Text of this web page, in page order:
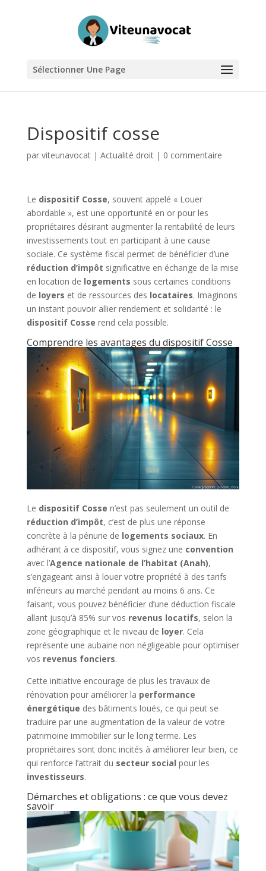
Sélectionner Une Page
Dispositif cosse
par viteunavocat| Actualité droit| 0 commentaire
Le dispositif Cosse, souvent appelé « Louer
abordable », est une opportunité en or pour les
propriétaires désirant augmenter la rentabilité de leurs
investissements tout en participant à une cause
sociale. Ce système fiscal permet de bénéficier d’une
réduction d’impôt significative en échange de la mise
en location de logements sous certaines conditions
de loyers et de ressources des locataires. Imaginons
un instant pouvoir allier rendement et solidarité : le
dispositif Cosse rend cela possible.
Comprendre les avantages du dispositif Cosse
Le dispositif Cosse n’est pas seulement un outil de
réduction d’impôt, c’est de plus une réponse
concrète à la pénurie de logements sociaux. En
adhérant à ce dispositif, vous signez une convention
avec l’Agence nationale de l’habitat (Anah),
s’engageant ainsi à louer votre propriété à des tarifs
inférieurs au marché pendant au moins 6 ans. Ce
faisant, vous pouvez bénéficier d’une déduction fiscale
allant jusqu’à 85% sur vos revenus locatifs, selon la
zone géographique et le niveau de loyer. Cela
représente une aubaine non négligeable pour optimiser
vos revenus fonciers.
Cette initiative encourage de plus les travaux de
rénovation pour améliorer la performance
énergétique des bâtiments loués, ce qui peut se
traduire par une augmentation de la valeur de votre
patrimoine immobilier sur le long terme. Les
propriétaires sont donc incités à améliorer leur bien, ce
qui renforce l’attrait du secteur social pour les
investisseurs.
Démarches et obligations : ce que vous devez
savoir